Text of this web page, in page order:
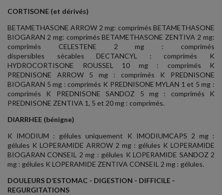
CORTISONE (et dérivés)
BETAMETHASONE ARROW 2 mg: comprimés BETAMETHASONE
BIOGARAN 2 mg: comprimés BETAMETHASONE ZENTIVA 2 mg:
comprimés CELESTENE 2 mg : comprimés
dispersibles sécables DECTANCYL : comprimés K
HYDROCORTISONE ROUSSEL 10 mg : comprimés K
PREDNISONE ARROW 5 mg : comprimés K PREDNISONE
BIOGARAN 5 mg : comprimés K PREDNISONE MYLAN 1 et 5 mg :
comprimés K PREDNISONE SANDOZ 5 mg : comprimés K
PREDNISONE ZENTIVA 1, 5 et 20 mg : comprimés.
DIARRHEE (bénigne)
K IMODIUM : gélules uniquement K IMODIUMCAPS 2 mg :
gélules K LOPERAMIDE ARROW 2 mg : gélules K LOPERAMIDE
BIOGARAN CONSEIL 2 mg : gélules K LOPERAMIDE SANDOZ 2
mg : gélules K LOPERAMIDE ZENTIVA CONSEIL 2 mg : gélules.
DOULEURS D’ESTOMAC - DIGESTION - DIFFICILE -
REGURGITATIONS